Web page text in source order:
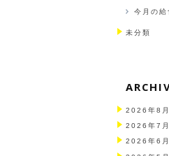
今月の給
未分類
2026年8月
2026年7月
2026年6月